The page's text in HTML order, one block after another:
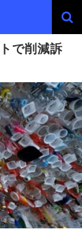
で削減訴